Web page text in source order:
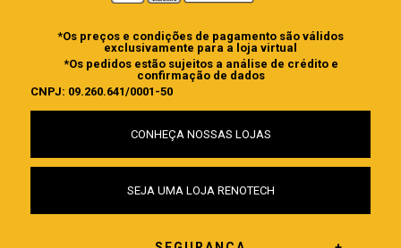
*Os preços e condições de pagamento são válidos
exclusivamente para a loja virtual
*Os pedidos estão sujeitos a análise de crédito e
confirmação de dados
CNPJ: 09.260.641/0001-50
CONHEÇA NOSSAS LOJAS
SEJA UMA LOJA RENOTECH